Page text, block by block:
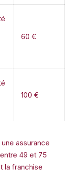
60 €
100 €
assurance
49 et 75
la franchise